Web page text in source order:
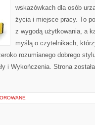
wskazówkach dla osób
życia i miejsce pracy. To
z wygodą użytkowania, a
myślą o czytelnikach,
rozumianego dobrego
i Wykończenia. Strona